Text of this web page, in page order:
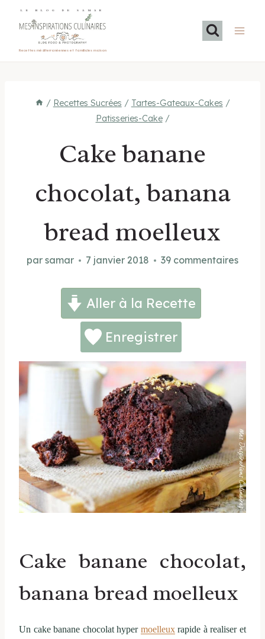
LE BLOG DE SAMAR
Recettes méditerranéennes et familiales maison
/ Recettes Sucrées / Tartes-Gateaux-Cakes /
Patisseries-Cake /
Cake banane
chocolat, banana
bread moelleux
par samar 7 janvier 2018 39 commentaires
Aller à la Recette
Enregistrer
Cake banane chocolat,
banana bread moelleux
Un cake banane chocolat hyper moelleuxrapide à realiser et